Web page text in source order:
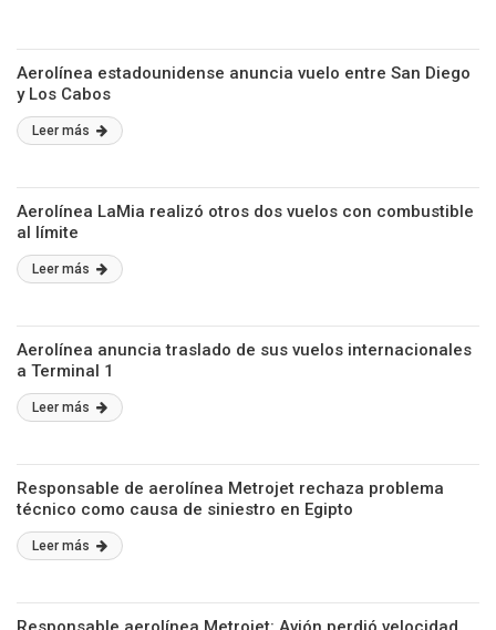
Aerolínea estadounidense anuncia vuelo entre San Diego
y Los Cabos
Leer más
Aerolínea LaMia realizó otros dos vuelos con combustible
al límite
Leer más
Aerolínea anuncia traslado de sus vuelos internacionales
a Terminal 1
Leer más
Responsable de aerolínea Metrojet rechaza problema
técnico como causa de siniestro en Egipto
Leer más